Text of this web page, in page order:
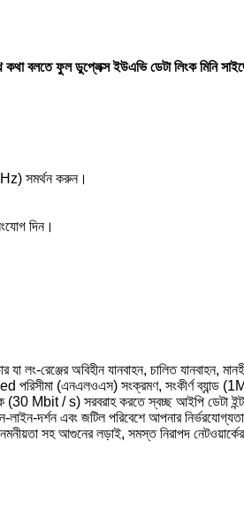
কথা বলতে ফুল ডুপ্লেক্স ইউএভি ডেটা লিংক মিনি
সমর্থন করুন।
দিন।
লং-রেঞ্জের অবিহীন যানবাহন, চালিত
পরিসীমা (এনএলওএস) সংক্রমণ, সংকীর্ণ ব্যান্ড
(30 Mbit / s) সরবরাহ করতে স্বচ্ছ আইপি ডেটা
লাইন-দর্শন এবং জটিল পরিবেশে আপনার
সহ আগুনের লড়াই, সমস্ত নিরাপদ